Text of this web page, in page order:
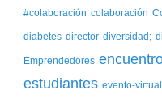
#colaboración colaboración
diabetes director diversidad;
Emprendedores
estudiantes evento-virtual